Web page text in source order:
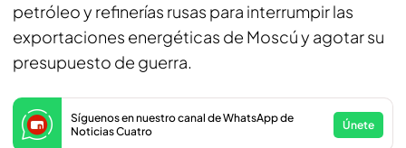
petróleo y refinerías rusas para interrumpir las
exportaciones energéticas de Moscú y agotar su
presupuesto de guerra.
Síguenos en nuestro canal de WhatsApp de
Noticias Cuatro
Únete